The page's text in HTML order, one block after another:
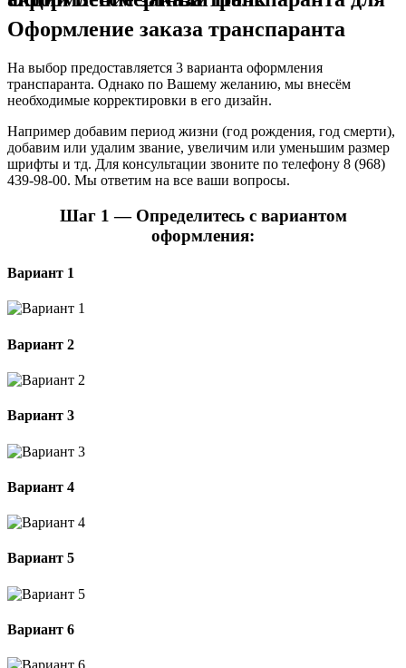
Оформление заказа транспаранта
На выбор предоставляется 3 варианта оформления
транспаранта. Однако по Вашему желанию, мы внесём
необходимые корректировки в его дизайн.
Например добавим период жизни (год рождения, год смерти),
добавим или удалим звание, увеличим или уменьшим размер
шрифты и тд. Для консультации звоните по телефону 8 (968)
439-98-00. Мы ответим на все ваши вопросы.
Шаг 1 — Определитесь с вариантом
оформления:
Вариант 1
Вариант 2
Вариант 3
Вариант 4
Вариант 5
Вариант 6